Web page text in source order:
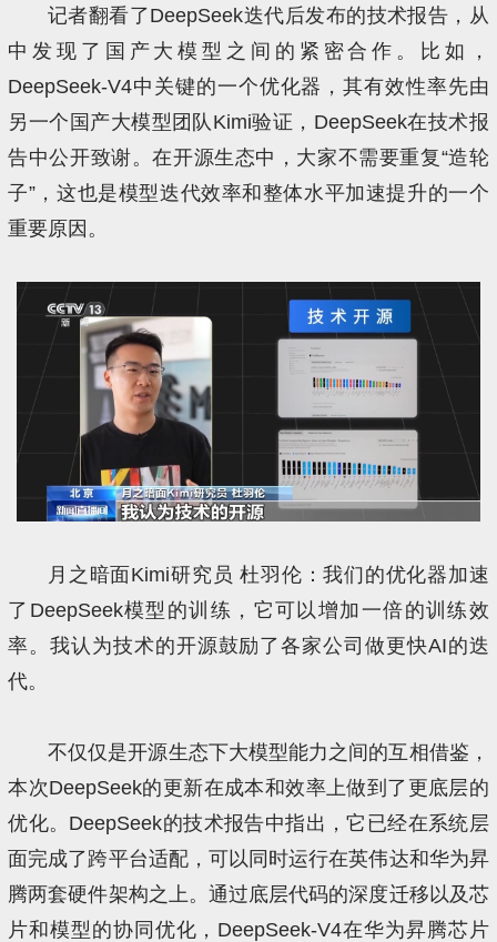
记者翻看了DeepSeek迭代后发布的技术报告，从
中发现了国产大模型之间的紧密合作。比如，
DeepSeek-V4中关键的一个优化器，其有效性率先由
另一个国产大模型团队Kimi验证，DeepSeek在技术报
告中公开致谢。在开源生态中，大家不需要重复“造轮
子”，这也是模型迭代效率和整体水平加速提升的一个
重要原因。
月之暗面Kimi研究员 杜羽伦：我们的优化器加速
了DeepSeek模型的训练，它可以增加一倍的训练效
率。我认为技术的开源鼓励了各家公司做更快AI的迭
代。
不仅仅是开源生态下大模型能力之间的互相借鉴，
本次DeepSeek的更新在成本和效率上做到了更底层的
优化。DeepSeek的技术报告中指出，它已经在系统层
面完成了跨平台适配，可以同时运行在英伟达和华为昇
腾两套硬件架构之上。通过底层代码的深度迁移以及芯
片和模型的协同优化，DeepSeek-V4在华为昇腾芯片